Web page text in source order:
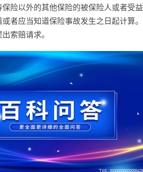
险以外的其他保险的被保险人或者受
者应当知道保险事故发生之日起计算
索赔请求。